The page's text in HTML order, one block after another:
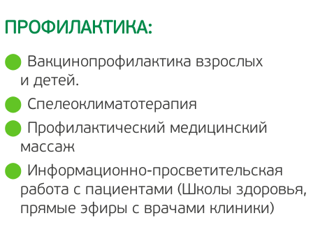
ПРОФИЛАКТИКА:
Вакцинопрофилактика взрослых
и детей.
Спелеоклиматотерапия
Профилактический медицинский
массаж
Информационно-просветительская
работа с пациентами (Школы здоровья,
прямые эфиры с врачами клиники)